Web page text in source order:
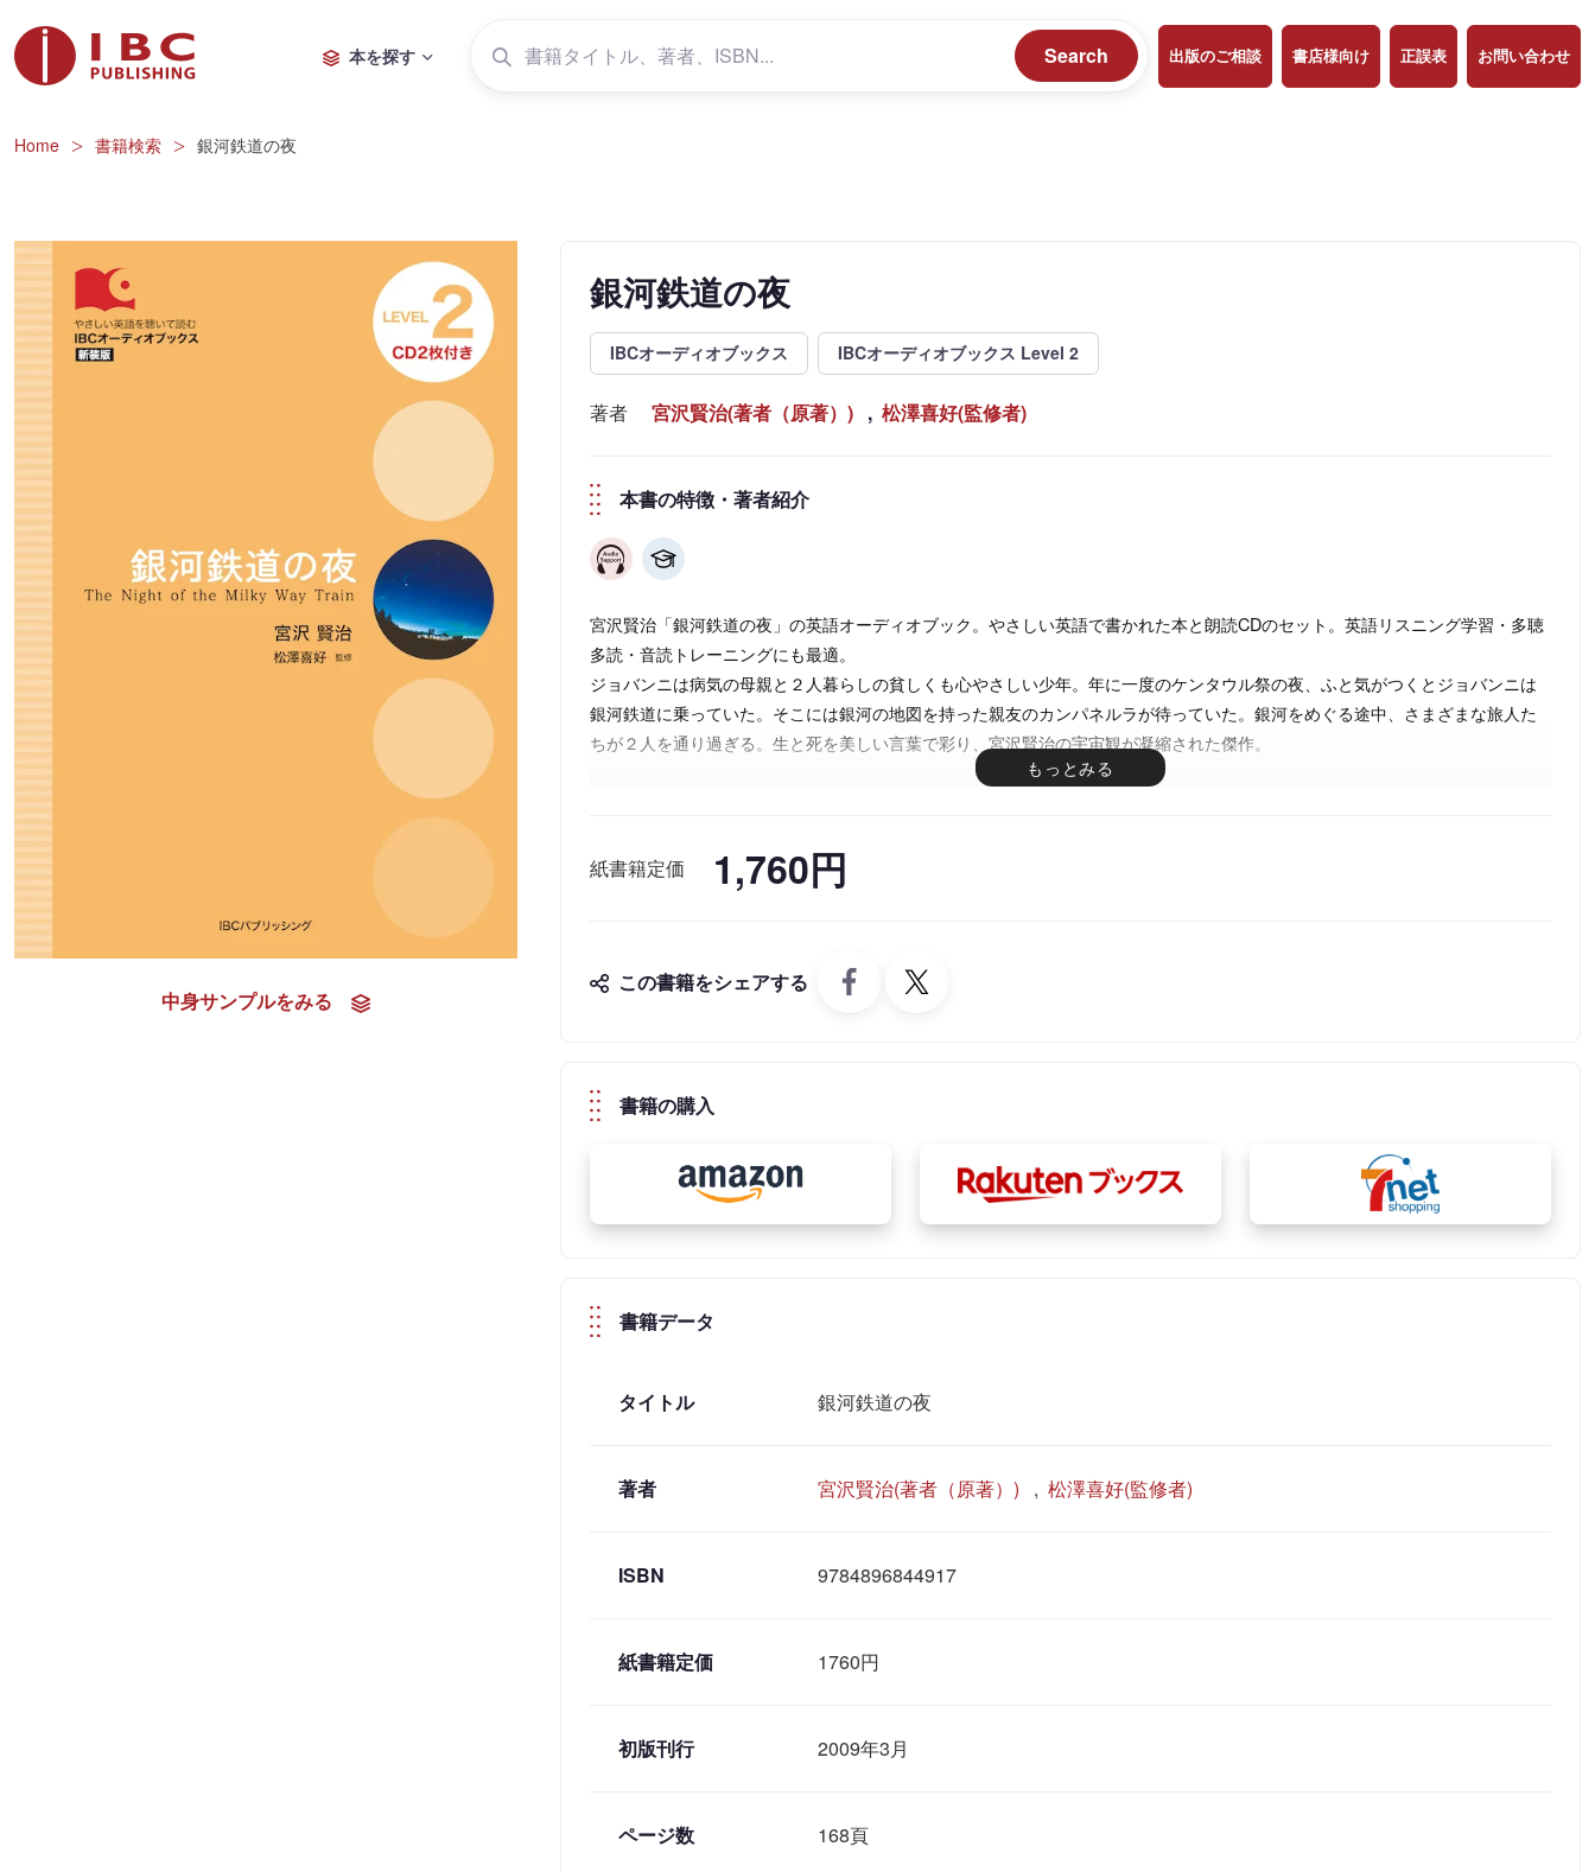
本を探す Search 出版のご相談 書店様向け 正誤表 お問い合わせ
Home 書籍検索 銀河鉄道の夜
中身サンプルをみる
銀河鉄道の夜
IBCオーディオブックス IBCオーディオブックス Level 2
著者 宮沢賢治(著者（原著）) , 松澤喜好(監修者)
本書の特徴・著者紹介
宮沢賢治「銀河鉄道の夜」の英語オーディオブック。やさしい英語で書かれた本と朗読CDのセット。英語リスニング学習・多聴
多読・音読トレーニングにも最適。
ジョバンニは病気の母親と２人暮らしの貧しくも心やさしい少年。年に一度のケンタウル祭の夜、ふと気がつくとジョバンニは
銀河鉄道に乗っていた。そこには銀河の地図を持った親友のカンパネルラが待っていた。銀河をめぐる途中、さまざまな旅人た
ちが２人を通り過ぎる。生と死を美しい言葉で彩り、宮沢賢治の宇宙観が凝縮された傑作。
紙書籍定価 1,760円
この書籍をシェアする
書籍の購入
書籍データ
タイトル 銀河鉄道の夜
著者 宮沢賢治(著者（原著）) , 松澤喜好(監修者)
ISBN 9784896844917
紙書籍定価 1760円
初版刊行 2009年3月
ページ数 168頁